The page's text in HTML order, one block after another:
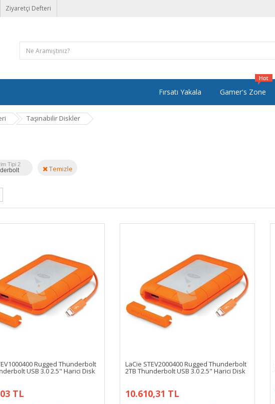
Ziyaretçi Defteri
Fırsatı Yakala Gamer's Zone
Taşınabilir Diskler
Tipi 2 Temizle
Rugged Thunderbolt
USB 3.0 2.5" Harici Disk
TL
LaCie STEV2000400 Rugged Thunderbolt
2TB Thunderbolt USB 3.0 2.5" Harici Disk
10.610,31 TL